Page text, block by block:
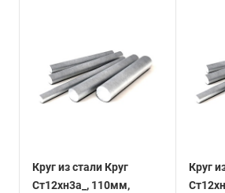
Круг из стали Круг
Ст12хн3а_, 110мм,
Круг